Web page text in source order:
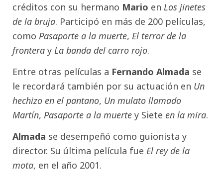
créditos con su hermano Mario en Los jinetes
de la bruja. Participó en más de 200 películas,
como Pasaporte a la muerte, El terror de la
frontera y La banda del carro rojo.
Entre otras películas a Fernando Almada se
le recordará también por su actuación en Un
hechizo en el pantano, Un mulato llamado
Martín, Pasaporte a la muerte y Siete en la mira.
Almada se desempeñó como guionista y
director. Su última película fue El rey de la
mota, en el año 2001.